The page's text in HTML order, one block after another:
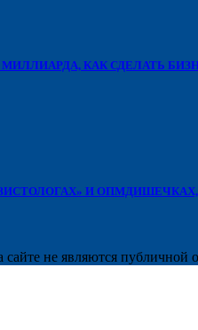
КАК СДЕЛАТЬ
И
не являются публичной